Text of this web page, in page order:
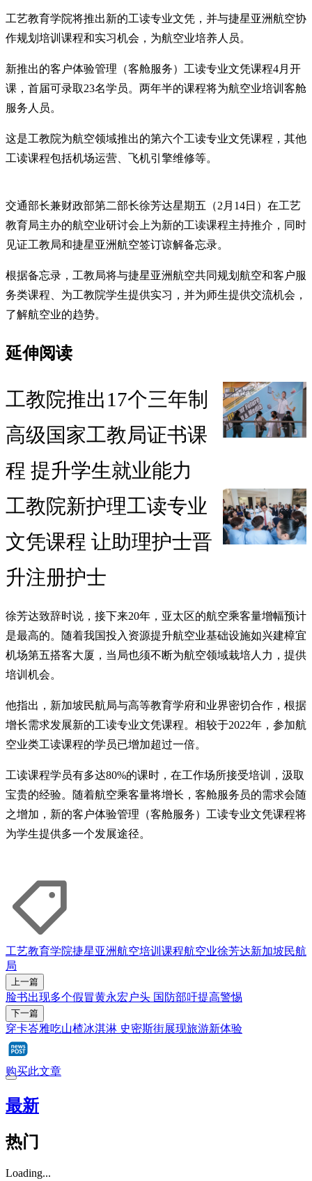
工艺教育学院将推出新的工读专业文凭，并与捷星亚洲航空协
作规划培训课程和实习机会，为航空业培养人员。
新推出的客户体验管理（客舱服务）工读专业文凭课程4月开
课，首届可录取23名学员。两年半的课程将为航空业培训客舱
服务人员。
这是工教院为航空领域推出的第六个工读专业文凭课程，其他
工读课程包括机场运营、飞机引擎维修等。
交通部长兼财政部第二部长徐芳达星期五（2月14日）在工艺
教育局主办的航空业研讨会上为新的工读课程主持推介，同时
见证工教局和捷星亚洲航空签订谅解备忘录。
根据备忘录，工教局将与捷星亚洲航空共同规划航空和客户服
务类课程、为工教院学生提供实习，并为师生提供交流机会，
了解航空业的趋势。
延伸阅读
工教院推出17个三年制
高级国家工教局证书课
程 提升学生就业能力
工教院新护理工读专业
文凭课程 让助理护士晋
升注册护士
徐芳达致辞时说，接下来20年，亚太区的航空乘客量增幅预计
是最高的。随着我国投入资源提升航空业基础设施如兴建樟宜
机场第五搭客大厦，当局也须不断为航空领域栽培人力，提供
培训机会。
他指出，新加坡民航局与高等教育学府和业界密切合作，根据
增长需求发展新的工读专业文凭课程。相较于2022年，参加航
空业类工读课程的学员已增加超过一倍。
工读课程学员有多达80%的课时，在工作场所接受培训，汲取
宝贵的经验。随着航空乘客量将增长，客舱服务员的需求会随
之增加，新的客户体验管理（客舱服务）工读专业文凭课程将
为学生提供多一个发展途径。
工艺教育学院捷星亚洲航空培训课程航空业徐芳达新加坡民航
局
上一篇
脸书出现多个假冒黄永宏户头 国防部吁提高警惕
下一篇
穿卡峇雅吃山楂冰淇淋 史密斯街展现旅游新体验
购买此文章
最新
热门
Loading...